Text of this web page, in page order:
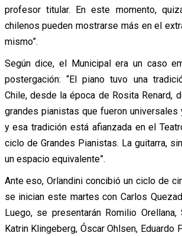
profesor titular. En este momento,
chilenos pueden mostrarse más en el
mismo”.
Según dice, el Municipal era un caso
postergación: “El piano tuvo una
Chile, desde la época de Rosita Renard,
grandes pianistas que fueron universales
y esa tradición está afianzada en el
ciclo de Grandes Pianistas. La guitarra,
un espacio equivalente”.
Ante eso, Orlandini concibió un ciclo de
se inician este martes con Carlos
Luego, se presentarán Romilio Orellana,
Katrin Klingeberg, Óscar Ohlsen, Eduardo